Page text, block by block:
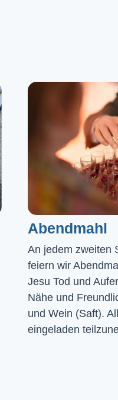
Abendmahl​
An jedem zweiten
feiern wir
Jesu Tod und
Nähe und
und Wein (Saft).
eingeladen